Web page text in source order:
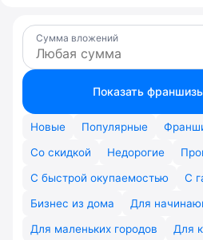
Сумма вложений
Показать
Новые Популярные
Со скидкой
Недорогие
С быстрой окупаемостью
С
Бизнес из дома
Для
Для маленьких городов
Для